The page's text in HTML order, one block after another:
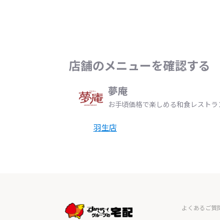
店舗のメニューを確認する
夢庵
お手頃価格で楽しめる和食レストラ
羽生店
よくあるご質